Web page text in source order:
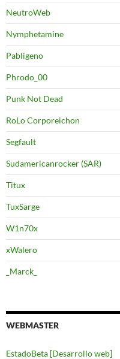
NeutroWeb
Nymphetamine
Pabligeno
Phrodo_00
Punk Not Dead
RoLo Corporeichon
Segfault
Sudamericanrocker (SAR)
Titux
TuxSarge
W1n70x
xWalero
_Marck_
WEBMASTER
EstadoBeta [Desarrollo web]